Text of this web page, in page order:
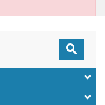
